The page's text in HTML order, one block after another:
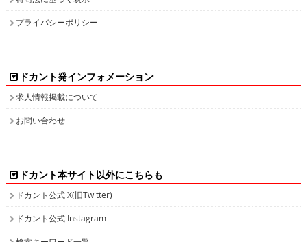
お問い合わせ
ドカント本サイト以外にこちらも
ドカント公式 X(旧Twitter)
ドカント公式 Instagram
高収入求人をお探しなら、高収入求人情報誌ドカント
男の稼げる求人・高収入求人アルバイト情報マガジン
最新の高収入求人情報をゲットしてドカント稼ごう。
求人情報の他、特集やインタビュー、グラビアなど仕事を探しながら様々な情
報も・・・。